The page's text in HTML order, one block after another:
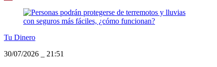
Tu Dinero
30/07/2026
21:51